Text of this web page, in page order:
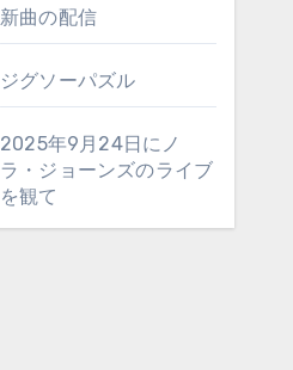
新曲の配信
ジグソーパズル
2025年9月24日にノ
ラ・ジョーンズのライブ
を観て